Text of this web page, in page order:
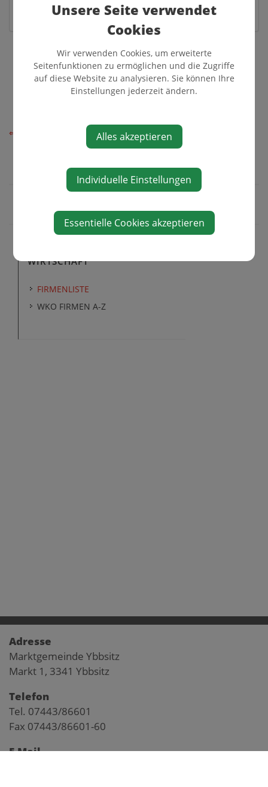
Auf Google Maps anzeigen
⇐ zurück
WIRTSCHAFT
FIRMENLISTE
WKO FIRMEN A-Z
Adresse
Marktgemeinde Ybbsitz
Markt 1, 3341 Ybbsitz
Telefon
Tel. 07443/86601
Fax 07443/86601-60
E-Mail
Unsere Seite verwendet
Cookies
Wir verwenden Cookies, um erweiterte
Seitenfunktionen zu ermöglichen und die Zugriffe
auf diese Website zu analysieren. Sie können Ihre
Einstellungen jederzeit ändern.
Alles akzeptieren
Individuelle Einstellungen
Essentielle Cookies akzeptieren